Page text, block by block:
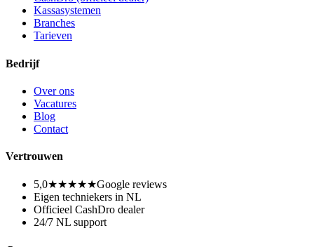
Kassasystemen
Branches
Tarieven
Bedrijf
Over ons
Vacatures
Blog
Contact
Vertrouwen
5,0★★★★★Google reviews
Eigen techniekers in NL
Officieel CashDro dealer
24/7 NL support